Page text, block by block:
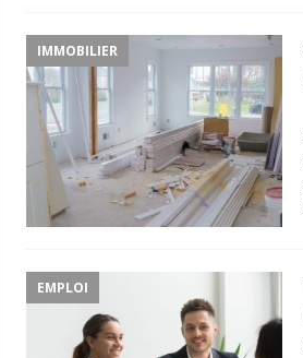
IMMOBILIER
EMPLOI